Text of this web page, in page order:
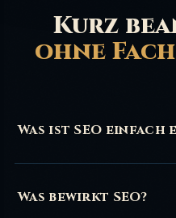
Kurz
ohne
Was ist SEO
Suchmaschinenoptimierung.
Maßnahmen, mit denen
Was bewirkt SEO?